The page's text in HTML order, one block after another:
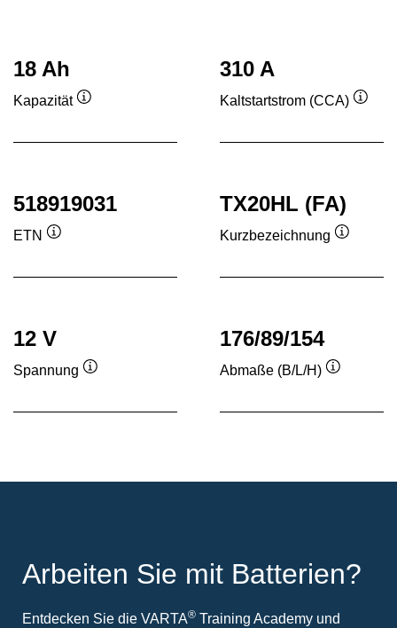
18 Ah
Kapazität
310 A
Kaltstartstrom (CCA)
518919031
ETN
TX20HL (FA)
Kurzbezeichnung
12 V
Spannung
176/89/154
Abmaße (B/L/H)
Arbeiten Sie mit Batterien?
Entdecken Sie die VARTA® Training Academy und